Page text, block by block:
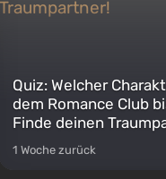
Quiz: Welcher
dem Romance Club
Finde deinen
1 Woche zurück